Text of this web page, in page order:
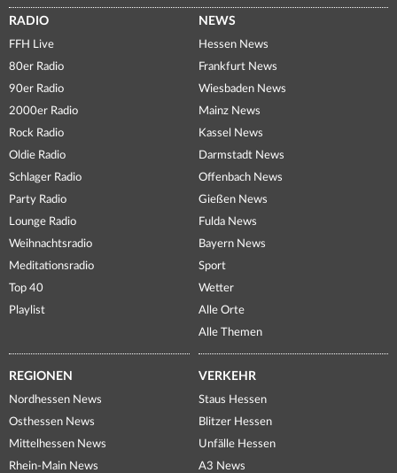
RADIO
FFH Live
80er Radio
90er Radio
2000er Radio
Rock Radio
Oldie Radio
Schlager Radio
Party Radio
Lounge Radio
Weihnachtsradio
Meditationsradio
Top 40
Playlist
NEWS
Hessen News
Frankfurt News
Wiesbaden News
Mainz News
Kassel News
Darmstadt News
Offenbach News
Gießen News
Fulda News
Bayern News
Sport
Wetter
Alle Orte
Alle Themen
REGIONEN
Nordhessen News
Osthessen News
Mittelhessen News
Rhein-Main News
VERKEHR
Staus Hessen
Blitzer Hessen
Unfälle Hessen
A3 News